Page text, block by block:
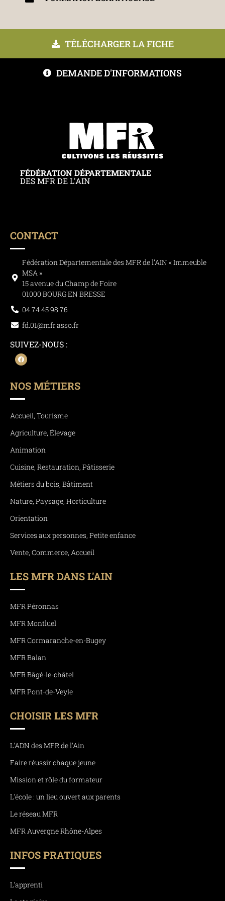
TÉLÉCHARGER LA FICHE
DEMANDE D'INFORMATIONS
FÉDÉRATION DÉPARTEMENTALE
DES MFR DE L'AIN
CONTACT
Fédération Départementale des MFR de l’AIN « Immeuble
MSA »
15 avenue du Champ de Foire
01000 BOURG EN BRESSE
04 74 45 98 76
fd.01@mfr.asso.fr
SUIVEZ-NOUS :
NOS MÉTIERS
Accueil, Tourisme
Agriculture, Élevage
Animation
Cuisine, Restauration, Pâtisserie
Métiers du bois, Bâtiment
Nature, Paysage, Horticulture
Orientation
Services aux personnes, Petite enfance
Vente, Commerce, Accueil
LES MFR DANS L'AIN
MFR Péronnas
MFR Montluel
MFR Cormaranche-en-Bugey
MFR Balan
MFR Bâgé-le-châtel
MFR Pont-de-Veyle
CHOISIR LES MFR
L'ADN des MFR de l'Ain
Faire réussir chaque jeune
Mission et rôle du formateur
L'école : un lieu ouvert aux parents
Le réseau MFR
MFR Auvergne Rhône-Alpes
INFOS PRATIQUES
L'apprenti